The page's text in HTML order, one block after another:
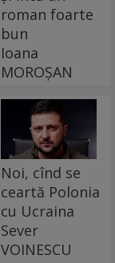
roman foarte
bun
Ioana
MOROȘAN
Noi, cînd se
ceartă Polonia
cu Ucraina
Sever
VOINESCU